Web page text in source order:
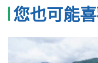
您也可能